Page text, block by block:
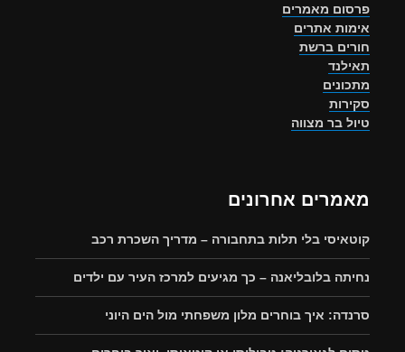
פרסום מאמרים
אימות אתרים
חורים ברשת
תאילנד
מתכונים
סקירות
טיול בר מצווה
מאמרים אחרונים
קוטאיסי בלי תלות בתחבורה – מדריך השכרת רכב
נחיתה בלובליאנה – כך מגיעים למרכז העיר עם ילדים
סרנדה: איך בוחרים מלון משפחתי מול הים היוני